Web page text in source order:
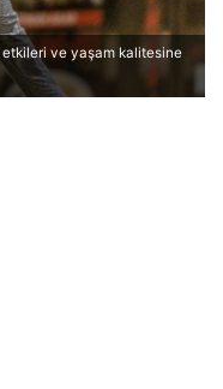
etkileri ve yaşam kalitesine